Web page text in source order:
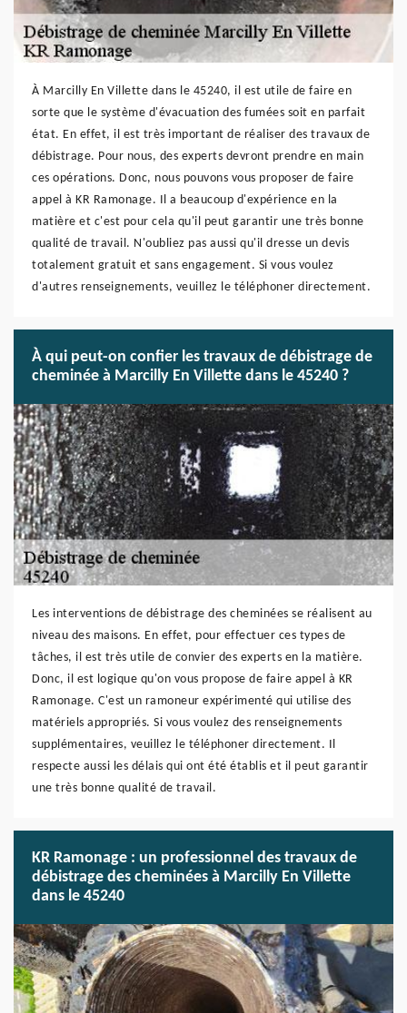
À Marcilly En Villette dans le 45240, il est utile de faire en
sorte que le système d'évacuation des fumées soit en parfait
état. En effet, il est très important de réaliser des travaux de
débistrage. Pour nous, des experts devront prendre en main
ces opérations. Donc, nous pouvons vous proposer de faire
appel à KR Ramonage. Il a beaucoup d'expérience en la
matière et c'est pour cela qu'il peut garantir une très bonne
qualité de travail. N'oubliez pas aussi qu'il dresse un devis
totalement gratuit et sans engagement. Si vous voulez
d'autres renseignements, veuillez le téléphoner directement.
À qui peut-on confier les travaux de débistrage de
cheminée à Marcilly En Villette dans le 45240 ?
Les interventions de débistrage des cheminées se réalisent au
niveau des maisons. En effet, pour effectuer ces types de
tâches, il est très utile de convier des experts en la matière.
Donc, il est logique qu'on vous propose de faire appel à KR
Ramonage. C'est un ramoneur expérimenté qui utilise des
matériels appropriés. Si vous voulez des renseignements
supplémentaires, veuillez le téléphoner directement. Il
respecte aussi les délais qui ont été établis et il peut garantir
une très bonne qualité de travail.
KR Ramonage : un professionnel des travaux de
débistrage des cheminées à Marcilly En Villette
dans le 45240